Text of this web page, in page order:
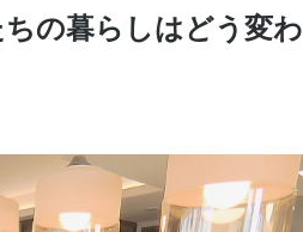
の暮らしはどう変わ